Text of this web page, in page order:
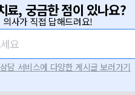
료, 궁금한 점이 있나요?
의사가 직접 답해드려요!
요
담 서비스에 다양한 게시글 보러가기